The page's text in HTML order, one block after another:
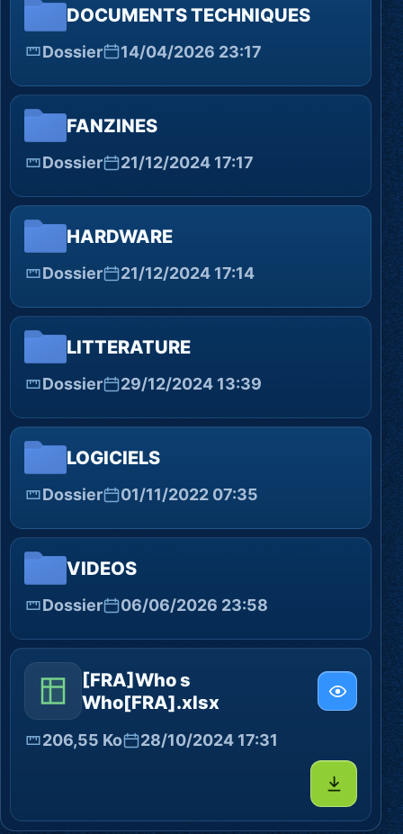
DOCUMENTS TECHNIQUES
Dossier 14/04/2026 23:17
FANZINES
Dossier 21/12/2024 17:17
HARDWARE
Dossier 21/12/2024 17:14
LITTERATURE
Dossier 29/12/2024 13:39
LOGICIELS
Dossier 01/11/2022 07:35
VIDEOS
Dossier 06/06/2026 23:58
[FRA]Who s
Who[FRA].xlsx
206,55 Ko 28/10/2024 17:31